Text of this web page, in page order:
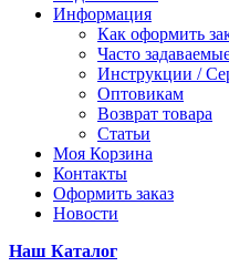
Информация
Как оформить
Часто
Инструкции /
Оптовикам
Возврат товара
Статьи
Моя Корзина
Контакты
Оформить заказ
Новости
Наш Каталог